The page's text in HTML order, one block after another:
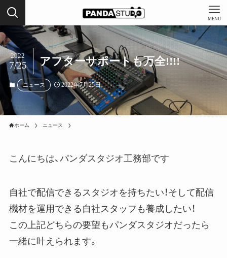
MENU
アフターサポートも万全!!!!
2022
7/25
ニュース 2022年7月25日
ホーム ニュース
こんにちは、パンダスタジオ工務部です
自社で配信できるスタジオを持ちたい！そして配信
機材を運用できる自社スタッフも養成したい！
この上記どちらの要望もパンダスタジオだったら
一緒に叶えられます。